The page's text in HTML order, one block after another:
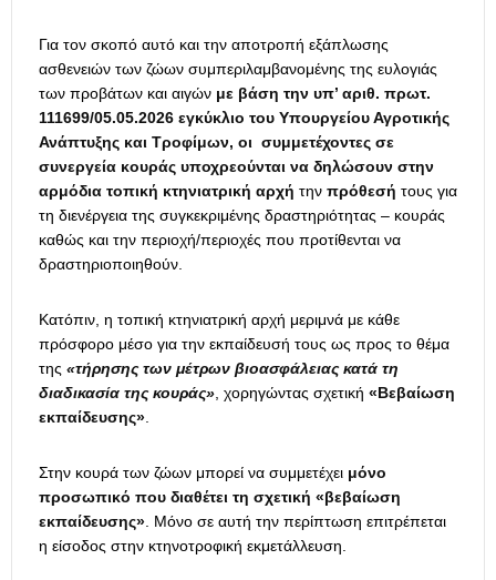
Για τον σκοπό αυτό και την αποτροπή εξάπλωσης
ασθενειών των ζώων συμπεριλαμβανομένης της ευλογιάς
των προβάτων και αιγών με βάση την υπ’ αριθ. πρωτ.
111699/05.05.2026 εγκύκλιο του Υπουργείου Αγροτικής
Ανάπτυξης και Τροφίμων, οι συμμετέχοντες σε
συνεργεία κουράς υποχρεούνται να δηλώσουν στην
αρμόδια τοπική κτηνιατρική αρχή την πρόθεσή τους για
τη διενέργεια της συγκεκριμένης δραστηριότητας – κουράς
καθώς και την περιοχή/περιοχές που προτίθενται να
δραστηριοποιηθούν.
Κατόπιν, η τοπική κτηνιατρική αρχή μεριμνά με κάθε
πρόσφορο μέσο για την εκπαίδευσή τους ως προς το θέμα
της «τήρησης των μέτρων βιοασφάλειας κατά τη
διαδικασία της κουράς», χορηγώντας σχετική «Βεβαίωση
εκπαίδευσης».
Στην κουρά των ζώων μπορεί να συμμετέχει μόνο
προσωπικό που διαθέτει τη σχετική «βεβαίωση
εκπαίδευσης». Μόνο σε αυτή την περίπτωση επιτρέπεται
η είσοδος στην κτηνοτροφική εκμετάλλευση.